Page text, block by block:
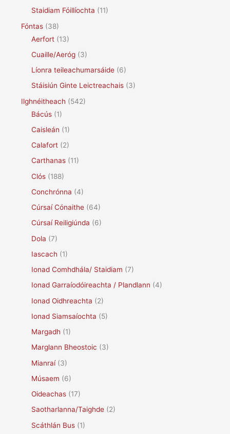
Staidiam Fóillíochta (11)
Fóntas (38)
Aerfort (13)
Cuaille/Aeróg (3)
Líonra teileachumarsáide (6)
Stáisiún Ginte Leictreachais (3)
Ilghnéitheach (542)
Bácús (1)
Caisleán (1)
Calafort (2)
Carthanas (11)
Clós (188)
Conchrónna (4)
Cúrsaí Cónaithe (64)
Cúrsaí Reiligiúnda (6)
Dola (7)
Iascach (1)
Ionad Comhdhála/ Staidiam (7)
Ionad Garraíodóireachta / Plandlann (4)
Ionad Oidhreachta (2)
Ionad Siamsaíochta (5)
Margadh (1)
Marglann Bheostoic (3)
Mianraí(3)
Músaem (6)
Oideachas (17)
Saotharlanna/Taighde (2)
Scáthlán Bus (1)